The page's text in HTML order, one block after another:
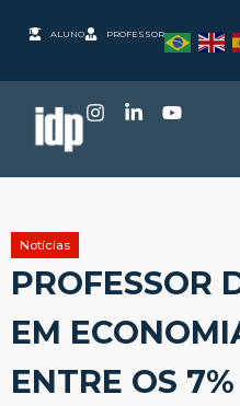
ALUNO PROFESSOR
Notícias
PROFESSOR
EM
ENTRE OS